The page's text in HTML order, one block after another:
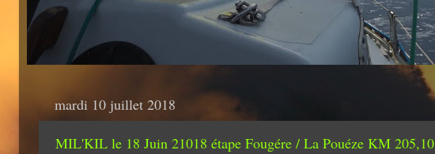
mardi 10 juillet 2018
MIL'KIL le 18 Juin 21018 étape Fougére / La Pouéze KM 205,10